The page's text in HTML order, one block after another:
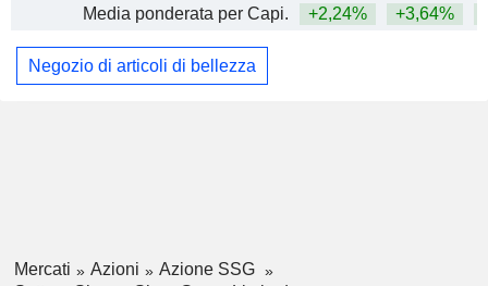
Media ponderata per Capi.
+2,24% +3,64%
Negozio di articoli di bellezza
Mercati Azioni
Azione SSG